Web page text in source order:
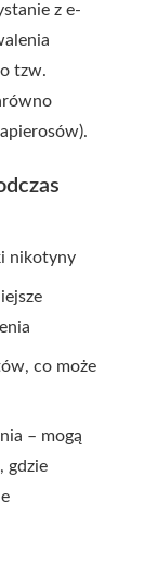
z e-
tzw.
nikotyny
co może
– mogą
gdzie